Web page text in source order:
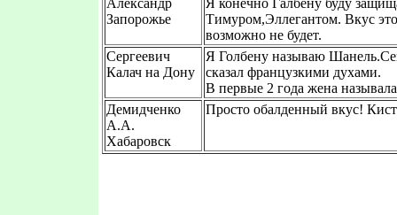
Александр
Запорожье
Я конечно Галбену буду
Тимуром,Эллегантом. Вкус
возможно не будет.
Сергеевич
Калач на Дону
Я Голбену называю
сказал французкими духами.
В первые 2 года жена
Демидченко
А.А.
Хабаровск
Просто обалденный вкус!